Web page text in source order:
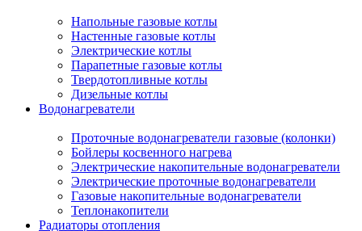
Напольные газовые котлы
Настенные газовые котлы
Электрические котлы
Парапетные газовые котлы
Твердотопливные котлы
Дизельные котлы
Водонагреватели
Проточные водонагреватели газовые (колонки)
Бойлеры косвенного нагрева
Электрические накопительные водонагреватели
Электрические проточные водонагреватели
Газовые накопительные водонагреватели
Теплонакопители
Радиаторы отопления